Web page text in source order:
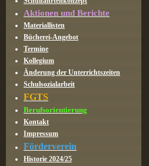
Aktionen und Berichte
Materiallisten
Bücherei-Angebot
Termine
Kollegium
Änderung der Unterrichtszeiten
Schulsozialarbeit
FGTS
Berufsorientierung
Kontakt
Impressum
Förderverein
Historie 2024/25